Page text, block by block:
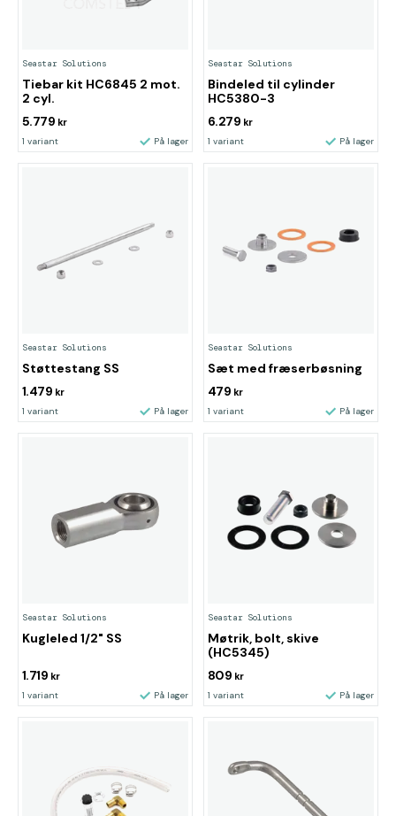
Seastar Solutions
Tiebar kit HC6845 2 mot.
2 cyl.
5.779 kr
1 variant På lager
Seastar Solutions
Bindeled til cylinder
HC5380-3
6.279 kr
1 variant På lager
Seastar Solutions
Støttestang SS
1.479 kr
1 variant På lager
Seastar Solutions
Sæt med fræserbøsning
479 kr
1 variant På lager
Seastar Solutions
Kugleled 1/2" SS
1.719 kr
1 variant På lager
Seastar Solutions
Møtrik, bolt, skive
(HC5345)
809 kr
1 variant På lager